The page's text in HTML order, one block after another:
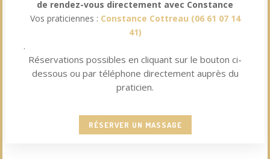
de rendez-vous directement avec Constance
Vos praticiennes : Constance Cottreau (06 61 07 14
41)
.
Réservations possibles en cliquant sur le bouton ci-
dessous ou par téléphone directement auprès du
praticien.
RÉSERVER UN MASSAGE